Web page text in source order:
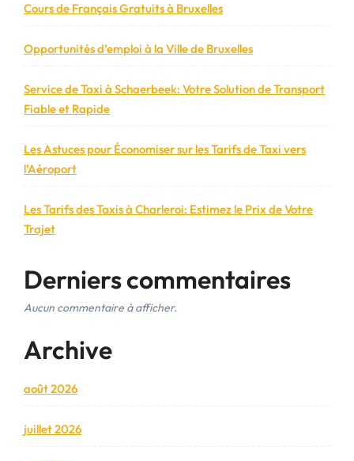
Cours de Français Gratuits à Bruxelles
Opportunités d’emploi à la Ville de Bruxelles
Service de Taxi à Schaerbeek: Votre Solution de Transport
Fiable et Rapide
Les Astuces pour Économiser sur les Tarifs de Taxi vers
l’Aéroport
Les Tarifs des Taxis à Charleroi: Estimez le Prix de Votre
Trajet
Derniers commentaires
Aucun commentaire à afficher.
Archive
août 2026
juillet 2026